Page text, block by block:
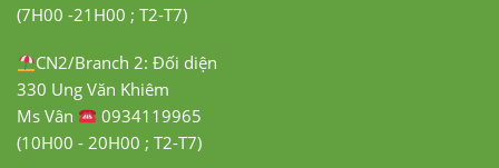
(7H00 -21H00 ; T2-T7)
CN2/Branch 2: Đối diện
330 Ung Văn Khiêm
Ms Vân
0934119965
(10H00 - 20H00 ; T2-T7)